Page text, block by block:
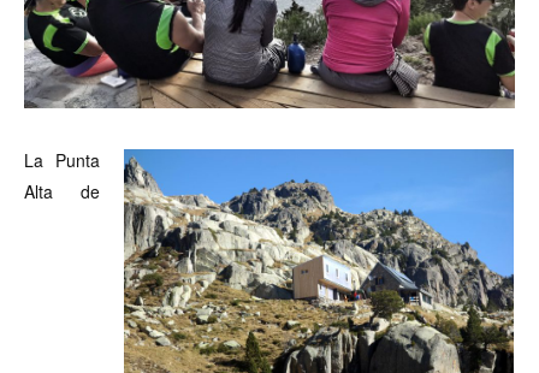
La Punta
Alta de